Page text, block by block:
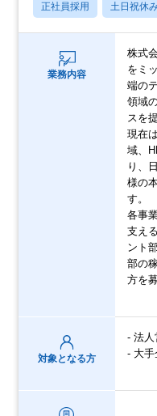
正社員採用 土日祝休
業務内容
株式
をミ
端の
領域
スを
現在
域、
り、
様の
す。
各事
支え
ント
部の
方を
対象となる方
- 法
- 大